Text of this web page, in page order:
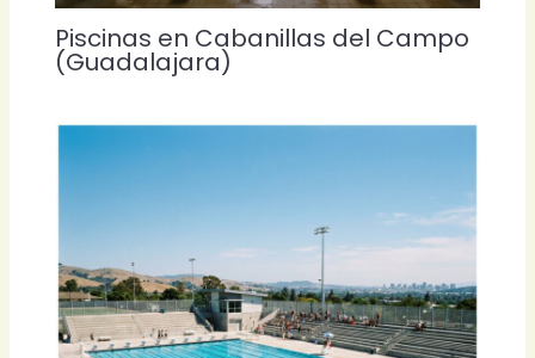
Piscinas en Cabanillas del Campo
(Guadalajara)